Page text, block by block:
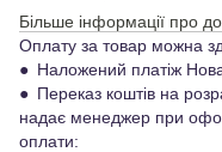
Більше інформації про
Оплату за товар можна
● Наложений платіж
● Переказ коштів на
надає менеджер при
оплати: